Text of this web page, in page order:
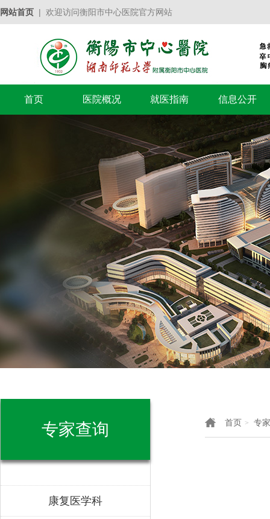
网站首页 | 欢迎访问衡阳市中心医院官方网站
首页 医院概况 就医指南 信息公开
专家查询
康复医学科
首页 > 专